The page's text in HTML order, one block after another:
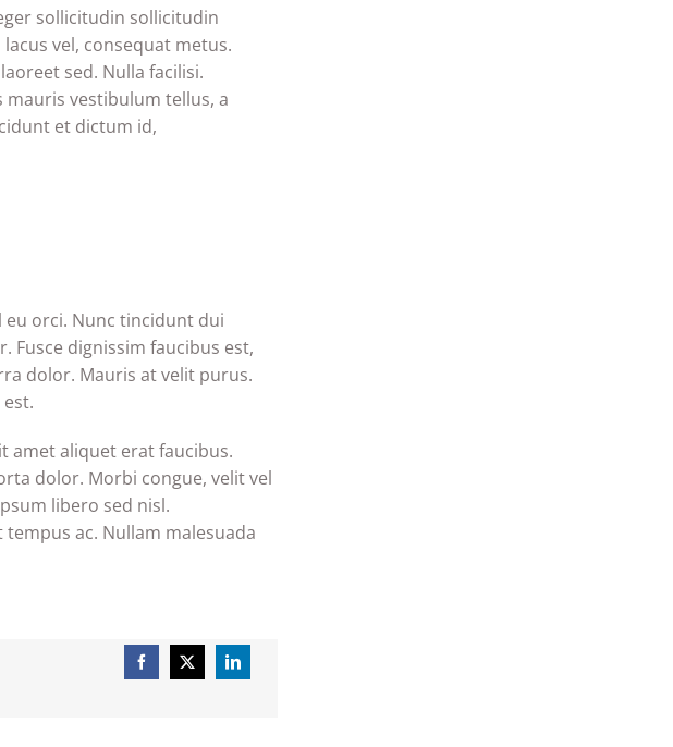
sollicitudin sollicitudin
vel, consequat metus.
sed. Nulla facilisi.
mauris vestibulum tellus, a
et dictum id,
orci. Nunc tincidunt dui
Fusce dignissim faucibus est,
dolor. Mauris at velit purus.
amet aliquet erat faucibus.
dolor. Morbi congue, velit vel
libero sed nisl.
ac. Nullam malesuada